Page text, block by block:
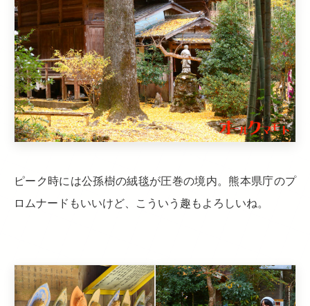
ピーク時には公孫樹の絨毯が圧巻の境内。熊本県庁のプ
ロムナードもいいけど、こういう趣もよろしいね。